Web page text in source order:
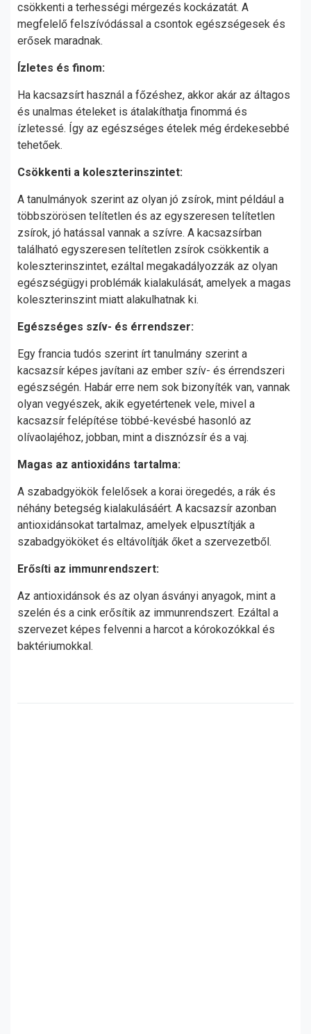
csökkenti a terhességi mérgezés kockázatát. A
megfelelő felszívódással a csontok egészségesek és
erősek maradnak.
Ízletes és finom:
Ha kacsazsírt használ a főzéshez, akkor akár az áltagos
és unalmas ételeket is átalakíthatja finommá és
ízletessé. Így az egészséges ételek még érdekesebbé
tehetőek.
Csökkenti a koleszterinszintet:
A tanulmányok szerint az olyan jó zsírok, mint például a
többszörösen telítetlen és az egyszeresen telítetlen
zsírok, jó hatással vannak a szívre. A kacsazsírban
található egyszeresen telítetlen zsírok csökkentik a
koleszterinszintet, ezáltal megakadályozzák az olyan
egészségügyi problémák kialakulását, amelyek a magas
koleszterinszint miatt alakulhatnak ki.
Egészséges szív- és érrendszer:
Egy francia tudós szerint írt tanulmány szerint a
kacsazsír képes javítani az ember szív- és érrendszeri
egészségén. Habár erre nem sok bizonyíték van, vannak
olyan vegyészek, akik egyetértenek vele, mivel a
kacsazsír felépítése többé-kevésbé hasonló az
olívaolajéhoz, jobban, mint a disznózsír és a vaj.
Magas az antioxidáns tartalma:
A szabadgyökök felelősek a korai öregedés, a rák és
néhány betegség kialakulásáért. A kacsazsír azonban
antioxidánsokat tartalmaz, amelyek elpusztítják a
szabadgyököket és eltávolítják őket a szervezetből.
Erősíti az immunrendszert:
Az antioxidánsok és az olyan ásványi anyagok, mint a
szelén és a cink erősítik az immunrendszert. Ezáltal a
szervezet képes felvenni a harcot a kórokozókkal és
baktériumokkal.